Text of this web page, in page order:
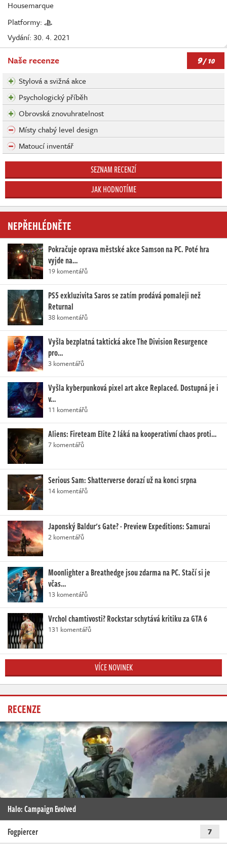
Housemarque
Platformy:
Vydání: 30. 4. 2021
Naše recenze 9/ 10
Stylová a svižná akce
Psychologický příběh
Obrovská znovuhratelnost
Místy chabý level design
Matoucí inventář
SEZNAM RECENZÍ
JAK HODNOTÍME
NEPŘEHLÉDNĚTE
Pokračuje oprava městské akce Samson na PC. Poté hra
vyjde na…
19 komentářů
PS5 exkluzivita Saros se zatím prodává pomaleji než
Returnal
38 komentářů
Vyšla bezplatná taktická akce The Division Resurgence
pro…
3 komentářů
Vyšla kyberpunková pixel art akce Replaced. Dostupná je i
v…
11 komentářů
Aliens: Fireteam Elite 2 láká na kooperativní chaos proti…
7 komentářů
Serious Sam: Shatterverse dorazí už na konci srpna
14 komentářů
Japonský Baldur's Gate? - Preview Expeditions: Samurai
2 komentářů
Moonlighter a Breathedge jsou zdarma na PC. Stačí si je
včas…
13 komentářů
Vrchol chamtivosti? Rockstar schytává kritiku za GTA 6
131 komentářů
VÍCE NOVINEK
RECENZE
Halo: Campaign Evolved
Fogpiercer
7